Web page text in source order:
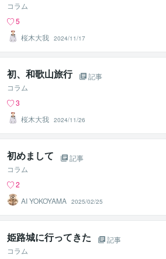
コラム
5
桜木大我 2024/11/17
初、和歌山旅行
記事
コラム
3
桜木大我 2024/11/26
初めまして
記事
コラム
2
AI YOKOYAMA 2025/02/25
姫路城に行ってきた
記事
コラム